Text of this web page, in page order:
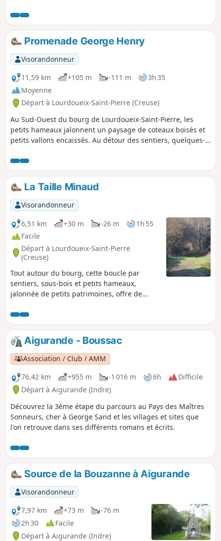
humaine, avec de belles vues sur le château de Vost et ses
alentours.
Promenade George Henry
Visorandonneur
11,59 km
+105 m -111 m
3h 35
Moyenne
Départ à Lourdoueix-Saint-Pierre (Creuse)
Au Sud-Ouest du bourg de Lourdoueix-Saint-Pierre, les
petits hameaux jalonnent un paysage de coteaux boisés et
petits vallons encaissés. Au détour des sentiers, quelques-
et un passage par Piodon, lieu qu’affectionnait la poétesse
creusoise George Henry.
La Taille Minaud
Visorandonneur
6,51 km
+30 m -26 m
1h 55
Facile
Départ à Lourdoueix-Saint-Pierre
(Creuse)
Tout autour du bourg, cette boucle par
sentiers, sous-bois et petits hameaux,
jalonnée de petits patrimoines, offre de
Aigurande - Boussac
Association / Club / AMM
76,42 km
+955 m -1 016 m 6h
Difficile
Départ à Aigurande (Indre)
Découvrez la 3ème étape du parcours au Pays des Maîtres
Sonneurs, cher à George Sand et les villages et sites que
l'on retrouve dans ses différents romans et écrits.
Source de la Bouzanne à Aigurande
Visorandonneur
7,97 km
+73 m
-76 m
2h 30
Facile
Départ à Aigurande (Indre)